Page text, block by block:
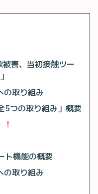
害、当初接触ツー
の取り組み
つの取り組み」概要
ト機能の概要
の取り組み